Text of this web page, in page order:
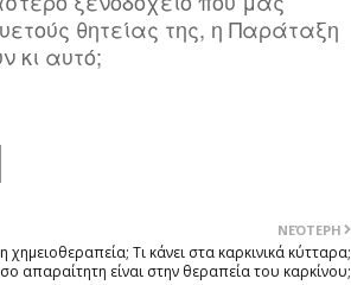
θητείας της, η Παράταξη
κι αυτό;
ΝΕΌΤΕΡΗ
η χημειοθεραπεία; Τι κάνει στα καρκινικά κύτταρα;
απαραίτητη είναι στην θεραπεία του καρκίνου;